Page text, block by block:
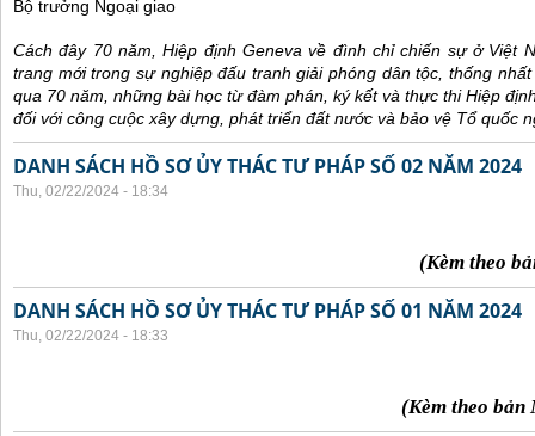
Bộ trưởng Ngoại giao
Cách đây 70 năm, Hiệp định Geneva về đình chỉ chiến sự ở Việt
trang mới trong sự nghiệp đấu tranh giải phóng dân tộc, thống
qua 70 năm, những bài học từ đàm phán, ký kết và thực thi Hiệp
đối với công cuộc xây dựng, phát triển đất nước và bảo vệ Tổ quốc
DANH SÁCH HỒ SƠ ỦY THÁC TƯ PHÁP SỐ 02 NĂM 2024
Thu, 02/22/2024 - 18:34
(Kèm theo
DANH SÁCH HỒ SƠ ỦY THÁC TƯ PHÁP SỐ 01 NĂM 2024
Thu, 02/22/2024 - 18:33
(Kèm theo bản